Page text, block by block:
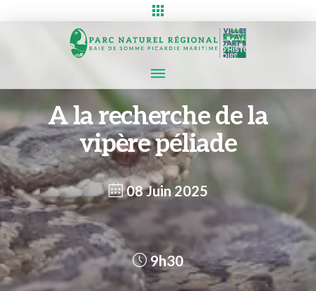
A la recherche de la
vipère péliade
08 Juin 2025
9h30